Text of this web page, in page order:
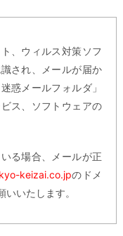
、ウィルス対策ソフ
され、メールが届か
惑メールフォルダ」
ス、ソフトウェアの
る場合、メールが正
keizai.co.jpのドメ
いたします。